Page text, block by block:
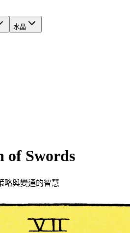
水晶
of Swords
略與變通的智慧